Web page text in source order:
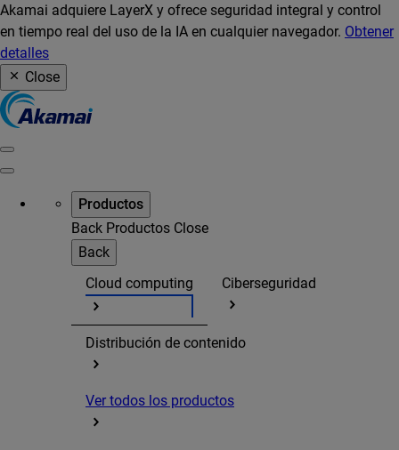
Akamai adquiere LayerX y ofrece seguridad integral y control
en tiempo real del uso de la IA en cualquier navegador. Obtener
detalles
Close
Productos
Back Productos Close
Back
Cloud computing
Ciberseguridad
Distribución de contenido
Ver todos los productos